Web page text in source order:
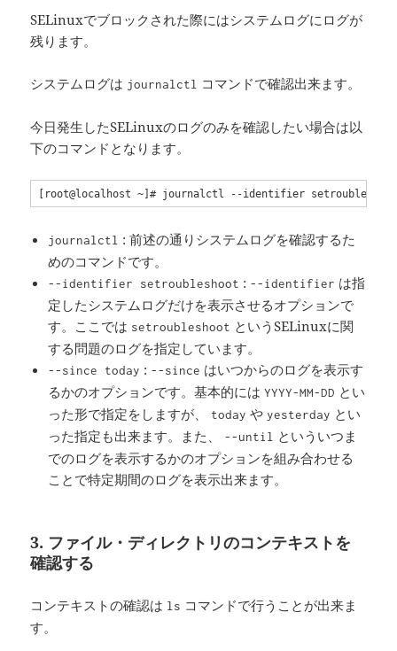
SELinuxでブロックされた際にはシステムログにログが
残ります。
システムログは journalctl コマンドで確認出来ます。
今日発生したSELinuxのログのみを確認したい場合は以
下のコマンドとなります。
[root@localhost ~]# journalctl --identifier
journalctl : 前述の通りシステムログを確認するた
めのコマンドです。
--identifier setroubleshoot : --identifier は指
定したシステムログだけを表示させるオプションで
す。ここでは setroubleshoot というSELinuxに関
する問題のログを指定しています。
--since today : --since はいつからのログを表示す
るかのオプションです。基本的にはYYYY-MM-DD とい
った形で指定をしますが、
today やyesterday とい
った指定も出来ます。また、
--until といういつま
でのログを表示するかのオプションを組み合わせる
ことで特定期間のログを表示出来ます。
3. ファイル・ディレクトリのコンテキストを
確認する
コンテキストの確認は ls コマンドで行うことが出来ま
す。